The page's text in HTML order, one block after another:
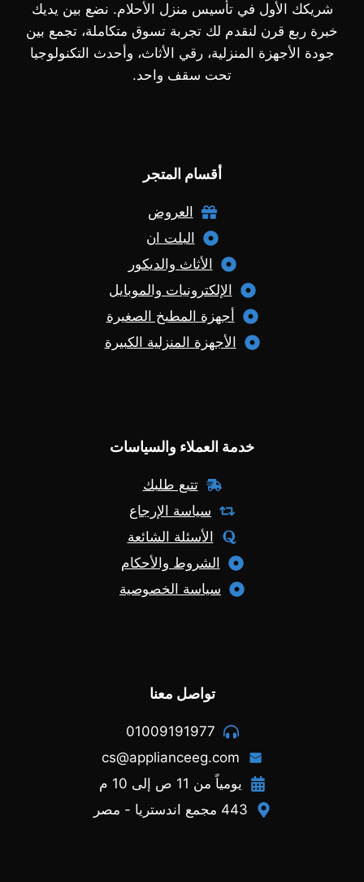
شريكك الأول في تأسيس منزل الأحلام. نضع بين يديك
خبرة ربع قرن لنقدم لك تجربة تسوق متكاملة، تجمع بين
جودة الأجهزة المنزلية، رقي الأثاث، وأحدث التكنولوجيا
تحت سقف واحد.
أقسام المتجر
العروض
البلت ان
الأثاث والديكور
الإلكترونيات والموبايل
أجهزة المطبخ الصغيرة
الأجهزة المنزلية الكبيرة
خدمة العملاء والسياسات
تتبع طلبك
سياسة الإرجاع
الأسئلة الشائعة
الشروط والأحكام
سياسة الخصوصية
تواصل معنا
01009191977
cs@applianceeg.com
يومياً من 11 ص إلى 10 م
443 مجمع اندستريا - مصر